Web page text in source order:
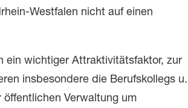
Westfalen nicht auf einen
ein wichtiger Attraktivitätsfaktor, zur
insbesondere die Berufskollegs u.
Verwaltung um